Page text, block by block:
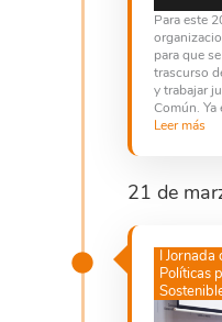
Para este
para que
trascurso
y trabajar
Común.
Leer más
21 de
I Jornada
Políticas